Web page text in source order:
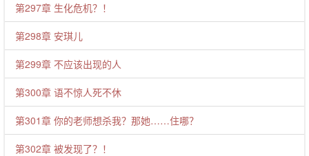
第297章 生化危机？！
第298章 安琪儿
第299章 不应该出现的人
第300章 语不惊人死不休
第301章 你的老师想杀我？那她……住哪？
第302章 被发现了？！